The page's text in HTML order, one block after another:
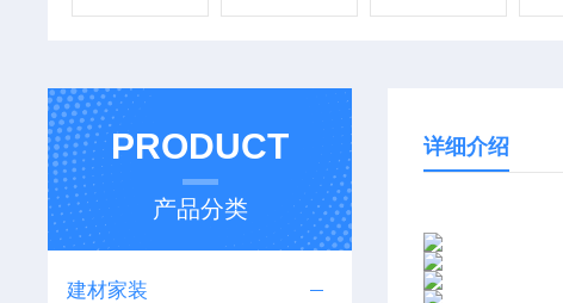
PRODUCT
产品分类
建材家装
详细介绍